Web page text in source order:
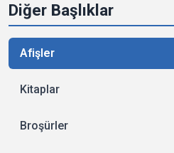
Diğer Başlıklar
Afişler
Kitaplar
Broşürler